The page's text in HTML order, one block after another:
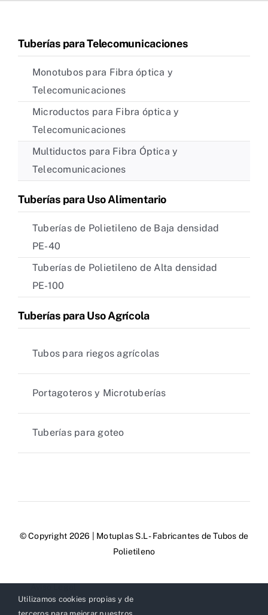
Tuberías para Telecomunicaciones
Monotubos para Fibra óptica y
Telecomunicaciones
Microductos para Fibra óptica y
Telecomunicaciones
Multiductos para Fibra Óptica y
Telecomunicaciones
Tuberías para Uso Alimentario
Tuberías de Polietileno de Baja densidad
PE-40
Tuberías de Polietileno de Alta densidad
PE-100
Tuberías para Uso Agrícola
Tubos para riegos agrícolas
Portagoteros y Microtuberías
Tuberías para goteo
© Copyright 2026 | Motuplas S.L - Fabricantes de Tubos de
Polietileno
Utilizamos cookies propias y de